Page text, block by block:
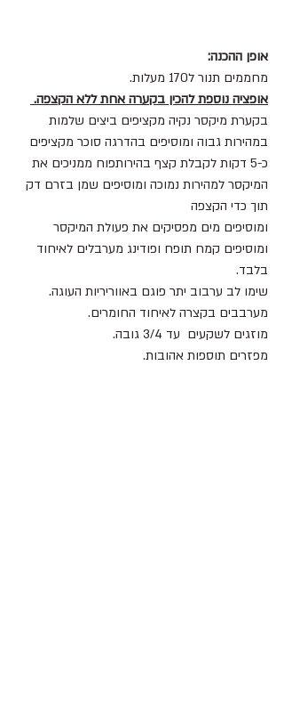
אופן ההכנה:
מחממים תנור ל170 מעלות.
אופציה נוספת להכין בקערה אחת ללא הקצפה.
בקערת מיקסר נקיה מקציפים ביצים שלמות
במהירות גבוה ומוסיפים בהדרגה סוכר מקציפים
כ-5 דקות לקבלת קצף בהירותפוח ממניכים את
המיקסר למהירות נמוכה ומוסיפים שמן בזרם דק
תוך כדי הקצפה
ומוסיפים מים מפסיקים את פעולת המיקסר
ומוסיפים קמח תופח ופודינג מערבלים לאיחוד
בלבד.
שימו לב ערבוב יתר פוגם באווריריות העוגה.
מערבבים בקצרה לאיחוד החומרים.
מוזגים לשקעים  עד 3/4 גובה.
מפזרים תוספות אהובות.